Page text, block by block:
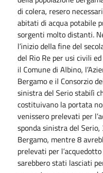
di colera, resero
abitati di acqua potabile
sorgenti molto distanti.
l’inizio della fine del
del Rio Re per usi civili
il Comune di Albino,
Bergamo e il Consorzio
sinistra del Serio stabilì
costituivano la portata
venissero prelevati per
sponda sinistra del Serio,
Bergamo, mentre 8
prelevati per
sarebbero stati lasciati